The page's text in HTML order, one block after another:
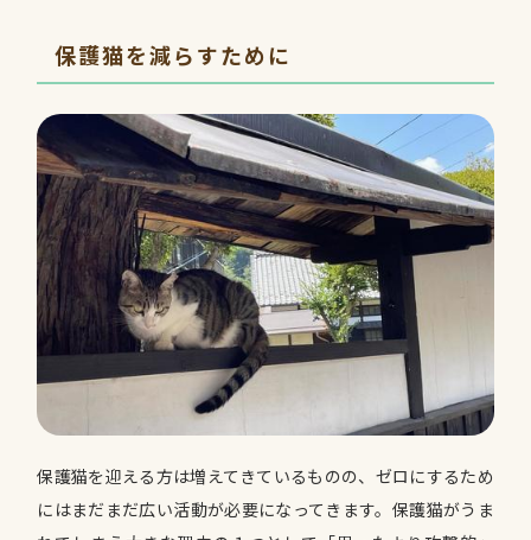
保護猫を減らすために
保護猫を迎える方は増えてきているものの、ゼロにするため
にはまだまだ広い活動が必要になってきます。保護猫がうま